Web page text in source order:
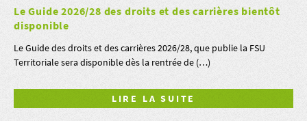
Le Guide 2026/28 des droits et des carrières bientôt
disponible
Le Guide des droits et des carrières 2026/28, que publie la FSU
Territoriale sera disponible dès la rentrée de (…)
LIRE LA SUITE